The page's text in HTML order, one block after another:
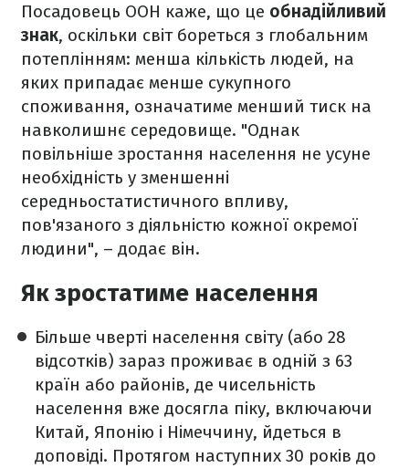
Посадовець ООН каже, що це обнадійливий
знак, оскільки світ бореться з глобальним
потеплінням: менша кількість людей, на
яких припадає менше сукупного
споживання, означатиме менший тиск на
навколишнє середовище. "Однак
повільніше зростання населення не усуне
необхідність у зменшенні
середньостатистичного впливу,
пов'язаного з діяльністю кожної окремої
людини", – додає він.
Як зростатиме населення
Більше чверті населення світу (або 28
відсотків) зараз проживає в одній з 63
країн або районів, де чисельність
населення вже досягла піку, включаючи
Китай, Японію і Німеччину, йдеться в
доповіді. Протягом наступних 30 років до